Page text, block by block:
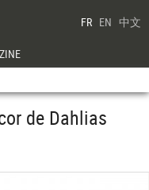
FR EN 中文
de Dahlias